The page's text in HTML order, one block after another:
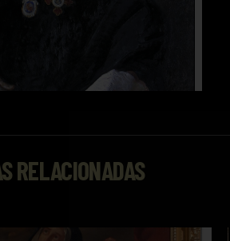
RELACIONADAS